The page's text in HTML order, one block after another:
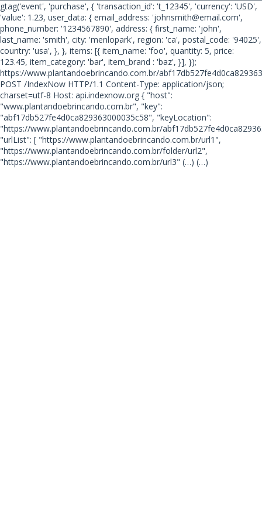
gtag('event', 'purchase', { 'transaction_id': 't_12345', 'currency': 'USD',
'value': 1.23, user_data: { email_address: 'johnsmith@email.com',
phone_number: '1234567890', address: { first_name: 'john',
last_name: 'smith', city: 'menlopark', region: 'ca', postal_code: '94025',
country: 'usa', }, }, items: [{ item_name: 'foo', quantity: 5, price:
123.45, item_category: 'bar', item_brand : 'baz', }], });
https://www.plantandoebrincando.com.br/
POST /IndexNow HTTP/1.1 Content-Type: application/json;
charset=utf-8 Host: api.indexnow.org { "host":
"www.plantandoebrincando.com.br", "key":
"abf17db527fe4d0ca829363000035c58", "keyLocation":
"https://www.plantandoebrincando.com.br/
"urlList": [ "https://www.plantandoebrincando.com.br/url1",
"https://www.plantandoebrincando.com.br/folder/url2",
"https://www.plantandoebrincando.com.br/url3" (…) (…)